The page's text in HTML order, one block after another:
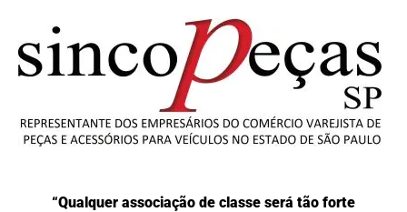
“Qualquer associação de classe será tão forte